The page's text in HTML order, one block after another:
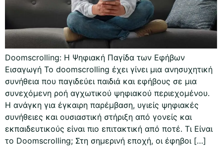
Doomscrolling: Η Ψηφιακή Παγίδα των Εφήβων
Εισαγωγή Το doomscrolling έχει γίνει μια ανησυχητική
συνήθεια που παγιδεύει παιδιά και εφήβους σε μια
συνεχόμενη ροή αγχωτικού ψηφιακού περιεχομένου.
Η ανάγκη για έγκαιρη παρέμβαση, υγιείς ψηφιακές
συνήθειες και ουσιαστική στήριξη από γονείς και
εκπαιδευτικούς είναι πιο επιτακτική από ποτέ. Τι Είναι
το Doomscrolling; Στη σημερινή εποχή, οι έφηβοι […]